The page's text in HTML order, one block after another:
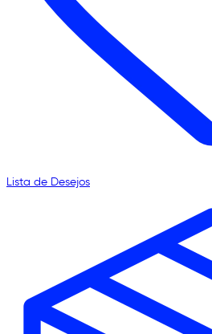
Lista de Desejos